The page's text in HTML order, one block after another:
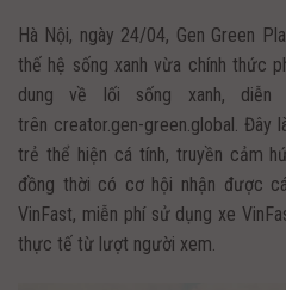
Hà Nội, ngày 24/04, Gen Green
thế hệ sống xanh vừa chính thức
dung về lối sống xanh,
trên creator.gen-green.global. Đây
trẻ thể hiện cá tính, truyền cảm
đồng thời có cơ hội nhận được
VinFast, miễn phí sử dụng xe
thực tế từ lượt người xem.